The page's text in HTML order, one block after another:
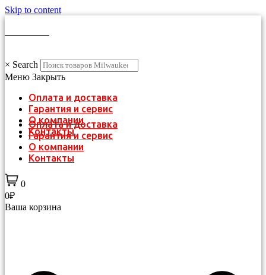
Skip to content
× Search
Меню Закрыть
Оплата и доставка
Гарантия и сервис
О компании
Контакты
Оплата и доставка
Гарантия и сервис
О компании
Контакты
0
0₽
Ваша корзина